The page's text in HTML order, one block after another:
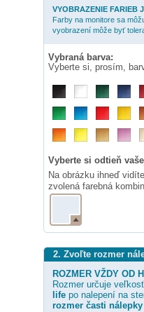
VYOBRAZENIE FARIEB
Farby na monitore sa
vyobrazení môže byť
Vybraná barva:
Vyberte si, prosím,
Vyberte si odtieň
Na obrázku ihneď
zvolená farebná
2. Zvoľte rozmer
ROZMER VŽDY OD
Rozmer určuje
life po nalepení na
rozmer časti